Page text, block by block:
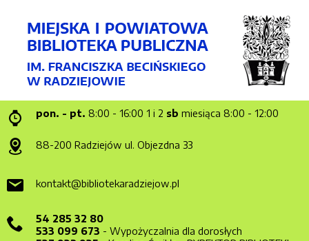
pon. - pt. 8:00 - 16:00 1 i 2 sb miesiąca 8:00 - 12:00
88-200 Radziejów ul. Objezdna 33
kontakt@bibliotekaradziejow.pl
54 285 32 80
533 099 673 - Wypożyczalnia dla dorosłych